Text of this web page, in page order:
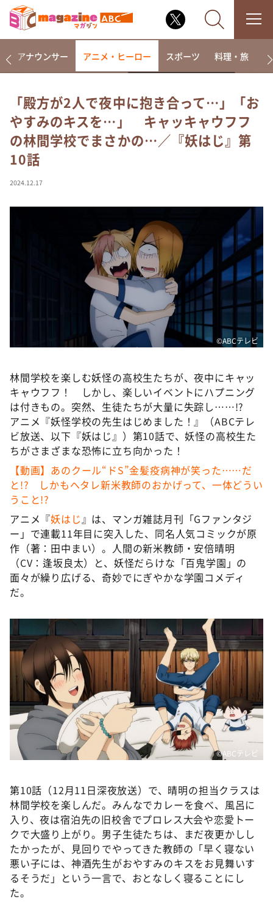
なるみ・岡村の過ぎるTV
相席食堂
これ余談なんですけど・・・
～人生密着トークバラエティ！～ やすとものいたっ
て真剣です
探偵！ナイトスクープ
河合＆A.B.C-Z塚田×福井アナ「なんでやねん！？」
（news おかえり）
DAIGOも台所 ～きょうの献立 何にする？～
本日はダイアンなり！シーズン２
朝だ！生です旅サラダ
教えて！ニュースライブ 正義のミカタ
新婚さんいらっしゃい！
ポツンと一軒家
ザキ山小屋本館
ぺこぱのまるスポ
アナ回覧板
アナウンサー アニメ・ヒーロー スポーツ 料理・旅
「殿方が2人で夜中に抱き合って…」「お
やすみのキスを…」 キャッキャウフフ
の林間学校でまさかの…／『妖はじ』第
10話
2024.12.17
©️ABCテレビ
林間学校を楽しむ妖怪の高校生たちが、夜中にキャッ
キャウフフ！ しかし、楽しいイベントにハプニング
は付きもの。突然、生徒たちが大量に失踪し……!?
アニメ『妖怪学校の先生はじめました！』（ABCテレ
ビ放送、以下『妖はじ』）第10話で、妖怪の高校生た
ちがさまざまな恐怖に立ち向かった！
【動画】あのクール“ドS”金髪疫病神が笑った……だ
と!? しかもヘタレ新米教師のおかげって、一体どうい
うこと!?
アニメ『妖はじ』は、マンガ雑誌月刊「Gファンタジ
ー」で連載11年目に突入した、同名人気コミックが原
作（著：田中まい）。人間の新米教師・安倍晴明
（CV：逢坂良太）と、妖怪だらけな「百鬼学園」の
面々が繰り広げる、奇妙でにぎやかな学園コメディ
だ。
©️ABCテレビ
第10話（12月11日深夜放送）で、晴明の担当クラスは
林間学校を楽しんだ。みんなでカレーを食べ、風呂に
入り、夜は宿泊先の旧校舎でプロレス大会や恋愛トー
クで大盛り上がり。男子生徒たちは、まだ夜更かしし
たかったが、見回りでやってきた教師の「早く寝ない
悪い子には、神酒先生がおやすみのキスをお見舞いす
るそうだ」という一言で、おとなしく寝ることにし
た。